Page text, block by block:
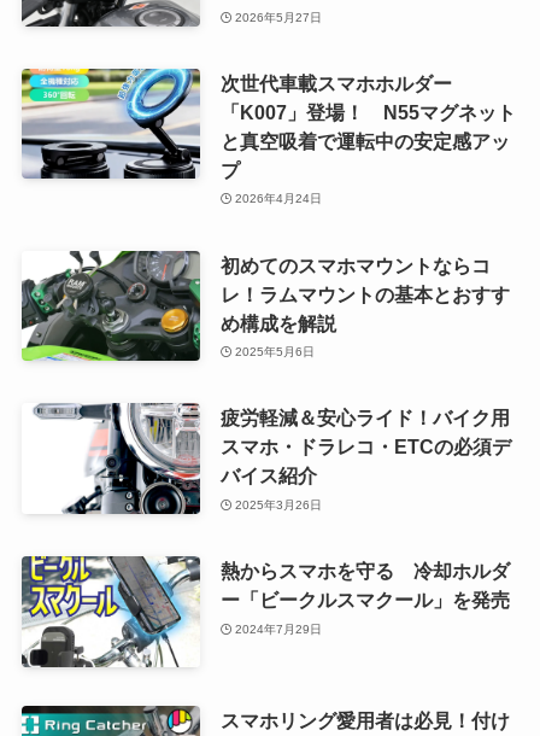
2026年5月27日
次世代車載スマホホルダー
「K007」登場！ N55マグネット
と真空吸着で運転中の安定感アッ
プ
2026年4月24日
初めてのスマホマウントならコ
レ！ラムマウントの基本とおすす
め構成を解説
2025年5月6日
疲労軽減＆安心ライド！バイク用
スマホ・ドラレコ・ETCの必須デ
バイス紹介
2025年3月26日
熱からスマホを守る 冷却ホルダ
ー「ビークルスマクール」を発売
2024年7月29日
スマホリング愛用者は必見！付け